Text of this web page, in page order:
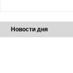
Новости дня